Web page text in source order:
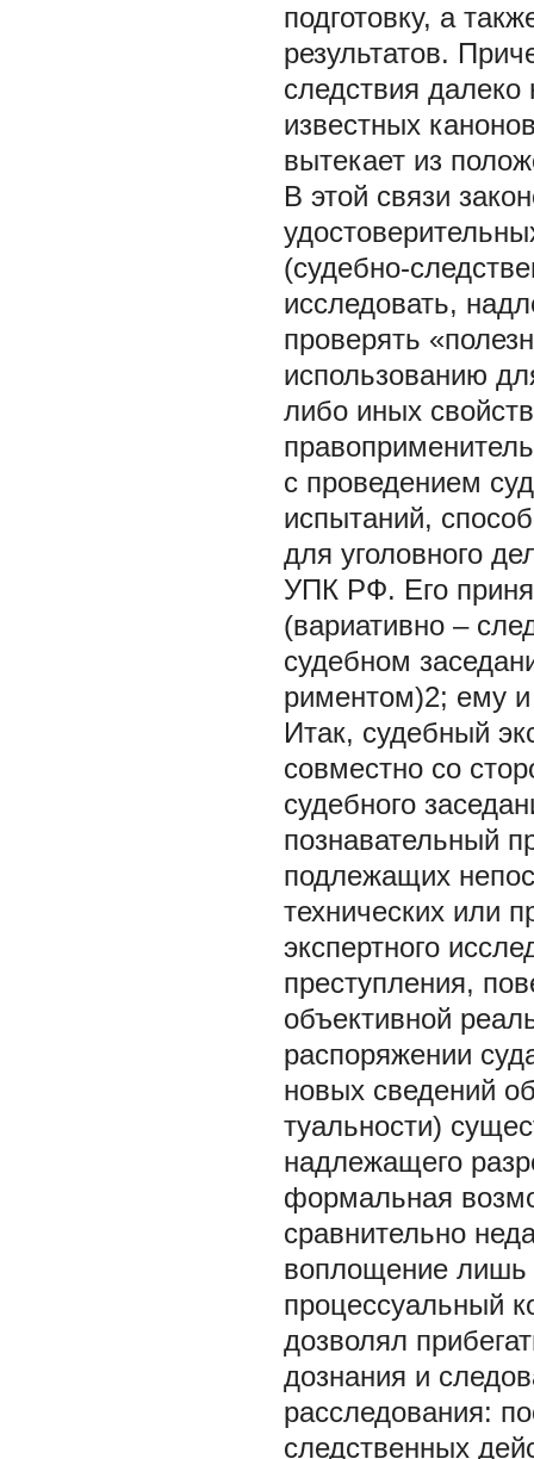
подготовку, а
результатов.
следствия
известных
вытекает из
В этой связи
(судебно-
исследовать,
проверять
использованию
либо иных
с проведением
испытаний,
для уголовного
УПК РФ. Его
(вариативно –
судебном
риментом)2; ему
Итак, судебный
совместно со
судебного
познавательный
подлежащих
технических или
экспертного
преступления,
объективной
распоряжении
новых сведений
туальности)
надлежащего
формальная
сравнительно
воплощение лишь
процессуальный
дозволял
дознания и
расследования:
следственных